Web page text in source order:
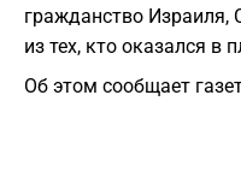
гражданство
из тех, кто оказался в
Об этом сообщает